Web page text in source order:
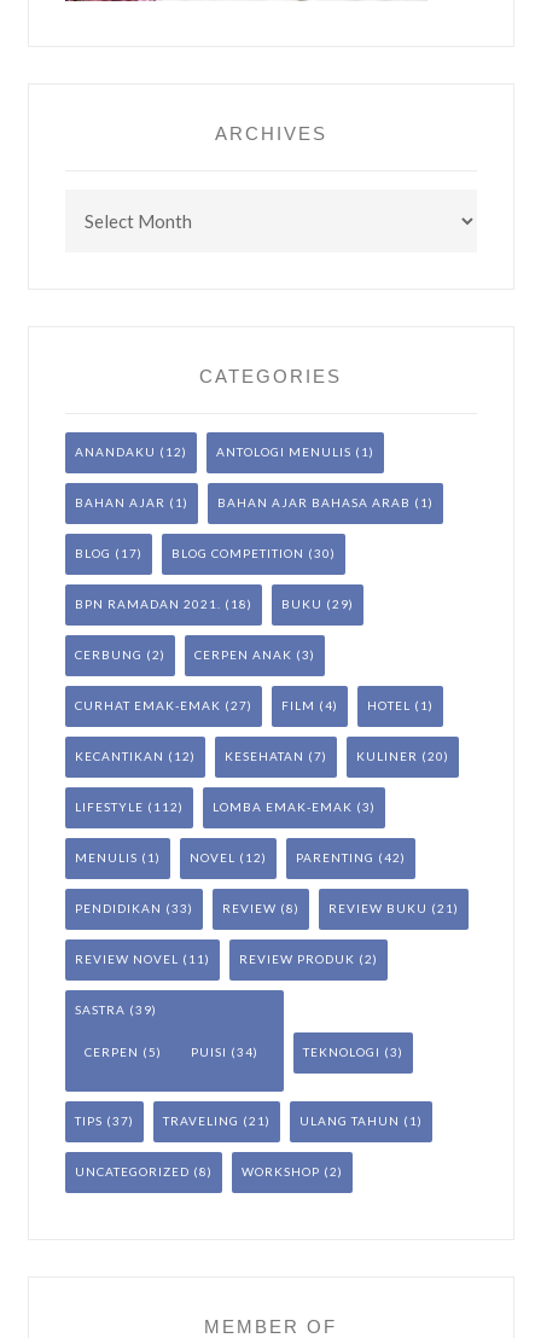
ARCHIVES
CATEGORIES
ANANDAKU (12) ANTOLOGI MENULIS (1)
BAHAN AJAR (1) BAHAN AJAR BAHASA ARAB (1)
BLOG (17) BLOG COMPETITION (30)
BPN RAMADAN 2021. (18) BUKU (29)
CERBUNG (2) CERPEN ANAK (3)
CURHAT EMAK-EMAK (27) FILM (4) HOTEL (1)
KECANTIKAN (12) KESEHATAN (7) KULINER (20)
LIFESTYLE (112) LOMBA EMAK-EMAK (3)
MENULIS (1) NOVEL (12) PARENTING (42)
PENDIDIKAN (33) REVIEW (8) REVIEW BUKU (21)
REVIEW NOVEL (11) REVIEW PRODUK (2)
SASTRA (39)
CERPEN (5) PUISI (34) TEKNOLOGI (3)
TIPS (37) TRAVELING (21) ULANG TAHUN (1)
UNCATEGORIZED (8) WORKSHOP (2)
MEMBER OF